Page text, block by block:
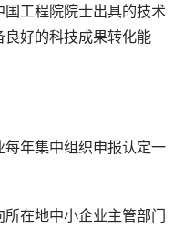
工程院院士出具的技术
好的科技成果转化能
年集中组织申报认定一
在地中小企业主管部门